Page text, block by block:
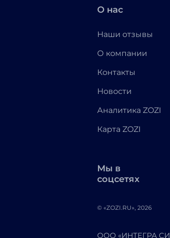
О нас
Наши отзывы
О компании
Контакты
Новости
Аналитика ZOZI
Карта ZOZI
Мы в
соцсетях
© «ZOZI.RU», 2026
ООО «ИНТЕГРА